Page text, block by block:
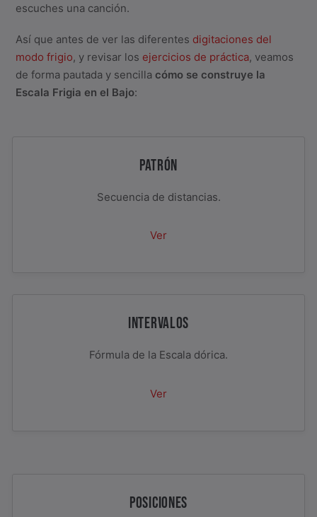
escuches una canción.
Así que antes de ver las diferentes digitaciones del
modo frigio, y revisar los ejercicios de práctica, veamos
de forma pautada y sencilla cómo se construye la
Escala Frigia en el Bajo:
PATRÓN
Secuencia de distancias.
Ver
INTERVALOS
Fórmula de la Escala dórica.
Ver
POSICIONES